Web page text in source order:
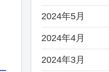
2024年5月
2024年4月
2024年3月